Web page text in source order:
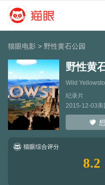
猫眼电影 > 野性黄石公园
野性黄
Wild
纪录片
2015-12-03美
猫眼综合评分
8.2